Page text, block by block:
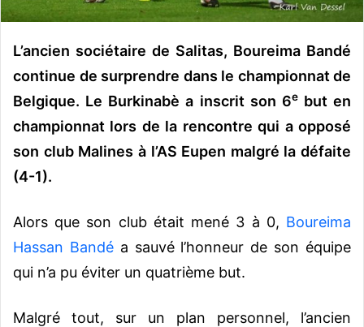
r
e
L’ancien sociétaire de Salitas, Boureima Bandé
continue de surprendre dans le championnat de
Belgique. Le Burkinabè a inscrit son 6ebut en
championnat lors de la rencontre qui a opposé
son club Malines à l’AS Eupen malgré la défaite
(4-1).
Alors que son club était mené 3 à 0, Boureima
Hassan Bandéa sauvé l’honneur de son équipe
qui n’a pu éviter un quatrième but.
Malgré tout, sur un plan personnel, l’ancien